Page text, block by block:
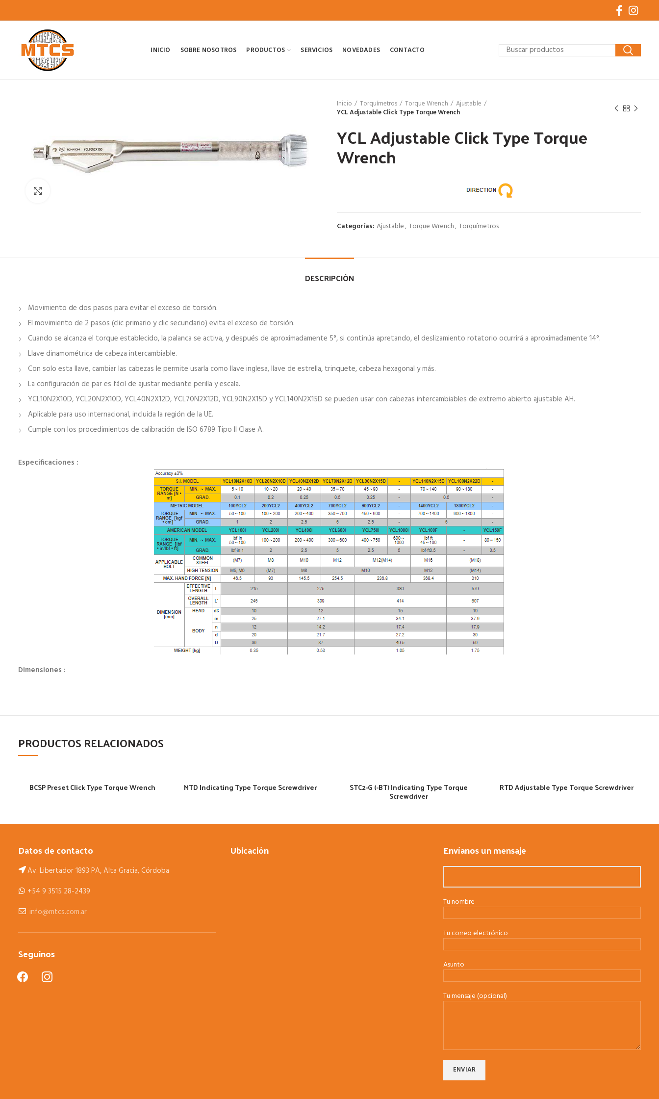
INICIO SOBRE NOSOTROS PRODUCTOS SERVICIOS NOVEDADES CONTACTO
Inicio Torquímetros Torque Wrench
Ajustable
YCL Adjustable Click Type Torque Wrench
YCL Adjustable Click Type Torque
Wrench
Categorías: Ajustable, Torque Wrench, Torquímetros
DESCRIPCIÓN
Movimiento de dos pasos para evitar el exceso de torsión.
El movimiento de 2 pasos (clic primario y clic secundario) evita el exceso de torsión.
Cuando se alcanza el torque establecido, la palanca se activa, y después de aproximadamente 5°, si continúa apretando, el deslizamiento rotatorio ocurrirá a aproximadamente 14°.
Llave dinamométrica de cabeza intercambiable.
Con solo esta llave, cambiar las cabezas le permite usarla como llave inglesa, llave de estrella, trinquete, cabeza hexagonal y más.
La configuración de par es fácil de ajustar mediante perilla y escala.
YCL10N2X10D, YCL20N2X10D, YCL40N2X12D, YCL70N2X12D, YCL90N2X15D y YCL140N2X15D se pueden usar con cabezas intercambiables de extremo abierto ajustable AH.
Aplicable para uso internacional, incluida la región de la UE.
Cumple con los procedimientos de calibración de ISO 6789 Tipo II Clase A.
Especificaciones :
Dimensiones :
PRODUCTOS RELACIONADOS
BCSP Preset Click Type Torque Wrench MTD Indicating Type Torque Screwdriver STC2-G (-BT) Indicating Type Torque
Screwdriver
RTD Adjustable Type Torque Screwdriver
Datos de contacto
Av. Libertador 1893 PA, Alta Gracia, Córdoba
+54 9 3515 28-2439
info@mtcs.com.ar
Seguinos
facebookinstagram
Ubicación Envíanos un mensaje
Tu nombre
Tu correo electrónico
Asunto
Tu mensaje (opcional)